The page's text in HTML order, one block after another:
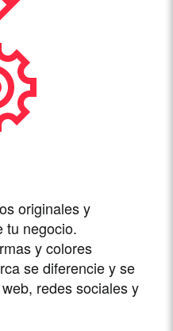
originales y
tu negocio.
y colores
se diferencie y se
redes sociales y